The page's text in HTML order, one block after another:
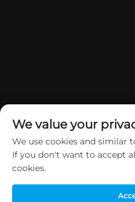
Copyright © 2026 China
We value your
We use cookies and similar
If you don't want to accept
cookies.